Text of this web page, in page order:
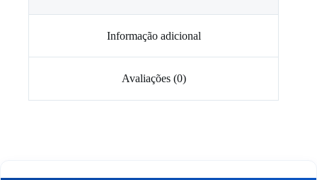
Informação adicional
Avaliações (0)